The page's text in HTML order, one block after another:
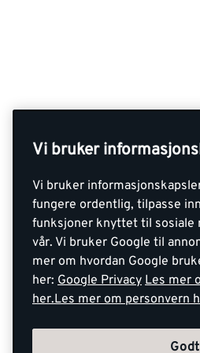
Vi bruker
Vi bruker
fungere ordentlig, tilpasse
funksjoner knyttet til sosiale
vår. Vi bruker Google til
mer om hvordan Google
her: Google Privacy Les mer
her.Les mer om personvern